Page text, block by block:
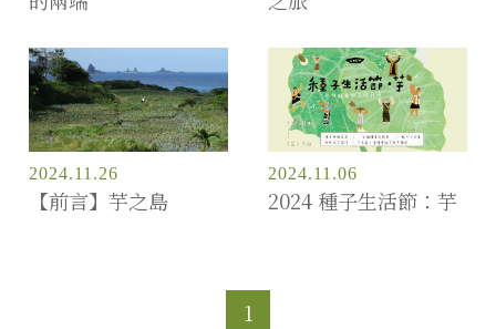
2024.11.26
【前言】芋之島
2024.11.06
2024 種子生活節：芋
1